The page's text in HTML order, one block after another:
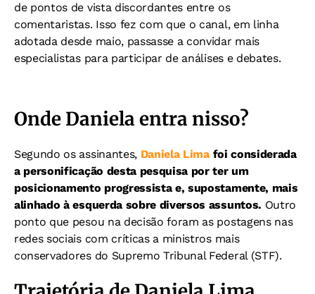
de pontos de vista discordantes entre os
comentaristas. Isso fez com que o canal, em linha
adotada desde maio, passasse a convidar mais
especialistas para participar de análises e debates.
Onde Daniela entra nisso?
Segundo os assinantes, Daniela Limafoi considerada
a personificação desta pesquisa por ter um
posicionamento progressista e, supostamente, mais
alinhado à esquerda sobre diversos assuntos. Outro
ponto que pesou na decisão foram as postagens nas
redes sociais com críticas a ministros mais
conservadores do Supremo Tribunal Federal (STF).